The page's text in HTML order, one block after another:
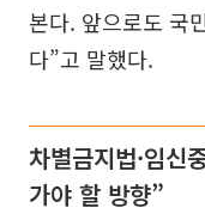
본다. 앞으로도 국
다”고 말했다.
차별금지법·임신
가야 할 방향”